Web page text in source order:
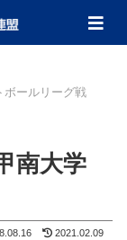
ボールリーグ戦
南大学
2021.02.09